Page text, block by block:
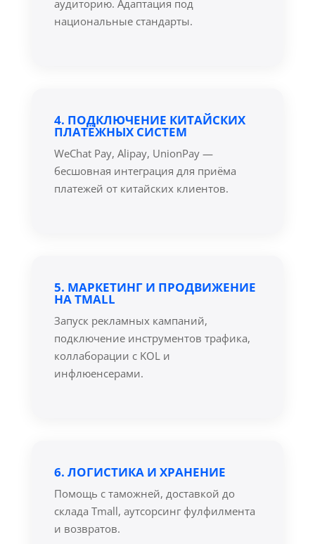
аудиторию. Адаптация под
национальные стандарты.
4. ПОДКЛЮЧЕНИЕ КИТАЙСКИХ
ПЛАТЁЖНЫХ СИСТЕМ
WeChat Pay, Alipay, UnionPay —
бесшовная интеграция для приёма
платежей от китайских клиентов.
5. МАРКЕТИНГ И ПРОДВИЖЕНИЕ
НА TMALL
Запуск рекламных кампаний,
подключение инструментов трафика,
коллаборации с KOL и
инфлюенсерами.
6. ЛОГИСТИКА И ХРАНЕНИЕ
Помощь с таможней, доставкой до
склада Tmall, аутсорсинг фулфилмента
и возвратов.